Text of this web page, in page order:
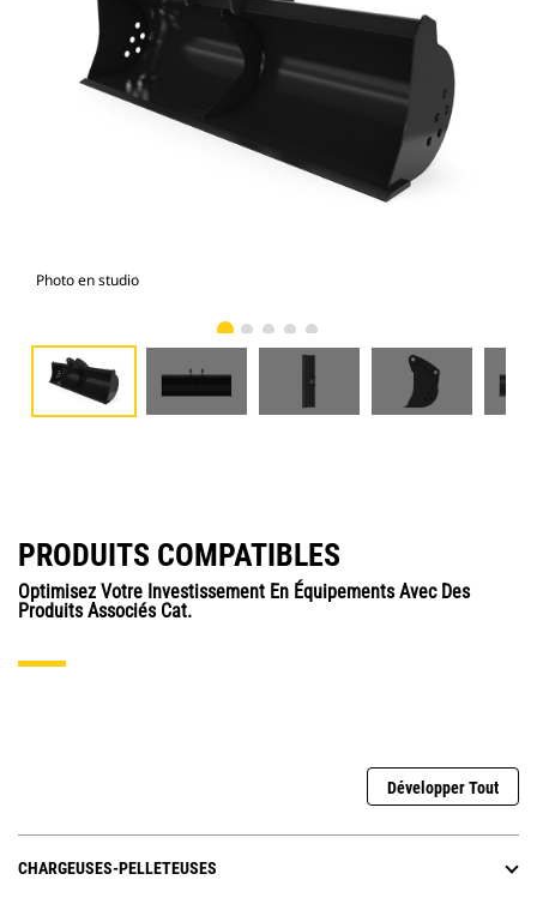
Photo en studio
PRODUITS COMPATIBLES
Optimisez Votre Investissement En Équipements Avec Des
Produits Associés Cat.
Développer Tout
CHARGEUSES-PELLETEUSES